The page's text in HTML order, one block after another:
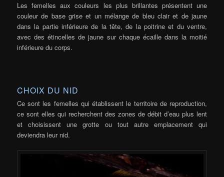
Les femelles aux couleurs les plus brillantes présentent une
couleur de base grise et un mélange de bleu clair et de jaune
dans la partie inférieure de la tête, de la poitrine et du ventre,
avec des étincelles de jaune sur chaque écaille dans la moitié
inférieure du corps.
CHOIX DU NID
Ce sont les femelles qui établissent le territoire de reproduction,
ce sont elles qui recherchent des zones de débit d’eau plus lent
et choisissent une grotte ou tout autre emplacement qui
deviendra leur nid.